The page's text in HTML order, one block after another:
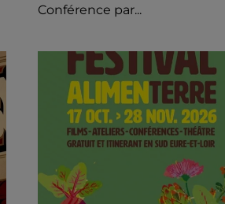
Conférence par...